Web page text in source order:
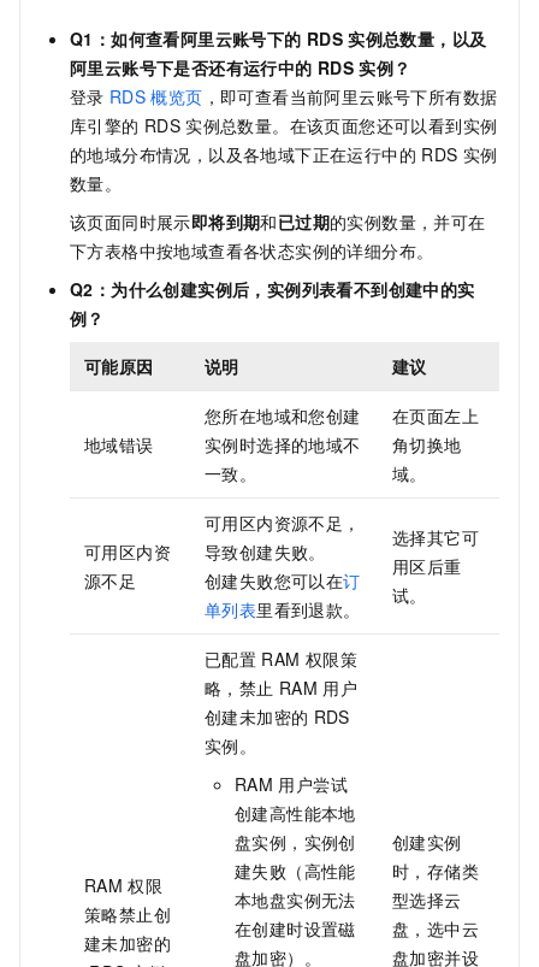
Q1：如何查看阿里云账号下的 RDS 实例总数量，以及
阿里云账号下是否还有运行中的 RDS 实例？
登录 RDS 概览页 ，即可查看当前阿里云账号下所有数据
库引擎的 RDS 实例总数量。在该页面您还可以看到实例
的地域分布情况，以及各地域下正在运行中的 RDS 实例
数量。
该页面同时展示即将到期和已过期的实例数量，并可在
下方表格中按地域查看各状态实例的详细分布。
Q2：为什么创建实例后，实例列表看不到创建中的实
例？
可能原因
说明 建议
地域错误
您所在地域和您创建
实例时选择的地域不
一致。
在页面左上
角切换地
域。
可用区内资
源不足
可用区内资源不足，
导致创建失败。
创建失败您可以在订
单列表里看到退款。
选择其它可
用区后重
试。
RAM 权限
策略禁止创
建未加密的
已配置 RAM 权限策
略，禁止 RAM 用户
创建未加密的 RDS
实例。
RAM 用户尝试
创建高性能本地
盘实例，实例创
建失败（高性能
本地盘实例无法
在创建时设置磁
盘加密）。
创建实例
时，存储类
型选择云
盘，选中云
盘加密并设